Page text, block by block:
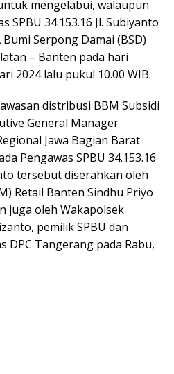
mengelabui, walaupun
SPBU 34.153.16 Jl. Subiyanto
Serpong Damai (BSD)
– Banten pada hari
2024 lalu pukul 10.00 WIB.
distribusi BBM Subsidi
General Manager
Jawa Bagian Barat
Pengawas SPBU 34.153.16
tersebut diserahkan oleh
Retail Banten Sindhu Priyo
juga oleh Wakapolsek
pemilik SPBU dan
DPC Tangerang pada Rabu,